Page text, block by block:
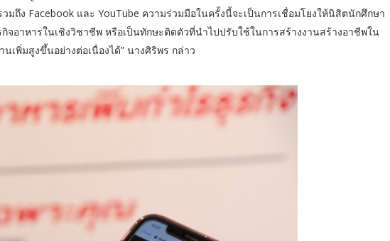
มถึง Facebook และ YouTube ความร่วมมือในครั้งนี้จะเป็นการเชื่อมโยงให้นิสิตนักศึกษา
จอาหารในเชิงวิชาชีพ หรือเป็นทักษะติดตัวที่นำไปปรับใช้ในการสร้างงานสร้างอาชีพใน
เพิ่มสูงขึ้นอย่างต่อเนื่องได้” นางศิริพร กล่าว